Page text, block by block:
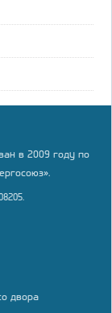
в 2009 году по
двора